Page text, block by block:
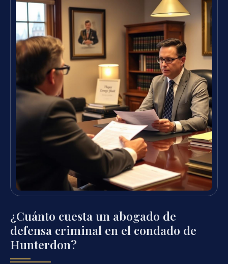
¿Cuánto cuesta un abogado de
defensa criminal en el condado de
Hunterdon?